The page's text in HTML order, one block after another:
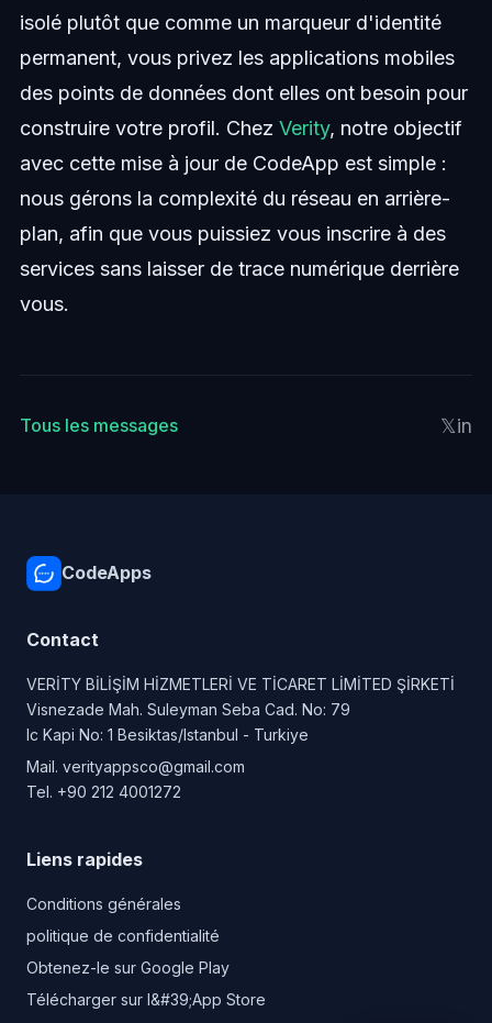
isolé plutôt que comme un marqueur d'identité
permanent, vous privez les applications mobiles
des points de données dont elles ont besoin pour
construire votre profil. Chez Verity, notre objectif
avec cette mise à jour de CodeApp est simple :
nous gérons la complexité du réseau en arrière-
plan, afin que vous puissiez vous inscrire à des
services sans laisser de trace numérique derrière
vous.
Tous les messages 𝕏in
CodeApps
Contact
VERİTY BİLİŞİM HİZMETLERİ VE TİCARET LİMİTED ŞİRKETİ
Visnezade Mah. Suleyman Seba Cad. No: 79
Ic Kapi No: 1 Besiktas/Istanbul - Turkiye
Mail. verityappsco@gmail.com
Tel. +90 212 4001272
Liens rapides
Conditions générales
politique de confidentialité
Obtenez-le sur Google Play
Télécharger sur l&#39;App Store